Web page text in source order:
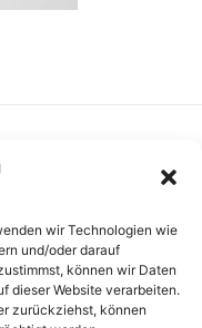
wir Technologien wie
und/oder darauf
können wir Daten
dieser Website verarbeiten.
zurückziehst, können